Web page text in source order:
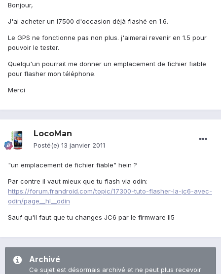
Bonjour,
J'ai acheter un I7500 d'occasion déjà flashé en 1.6.
Le GPS ne fonctionne pas non plus. j'aimerai revenir en 1.5 pour
pouvoir le tester.
Quelqu'un pourrait me donner un emplacement de fichier fiable
pour flasher mon téléphone.
Merci
LocoMan
Posté(e) 13 janvier 2011
"un emplacement de fichier fiable" hein ?
Par contre il vaut mieux que tu flash via odin:
https://forum.frandroid.com/topic/17300-tuto-flasher-la-jc6-avec-
odin/page__hl__odin
Sauf qu'il faut que tu changes JC6 par le firmware II5
Archivé
Ce sujet est désormais archivé et ne peut plus recevoir